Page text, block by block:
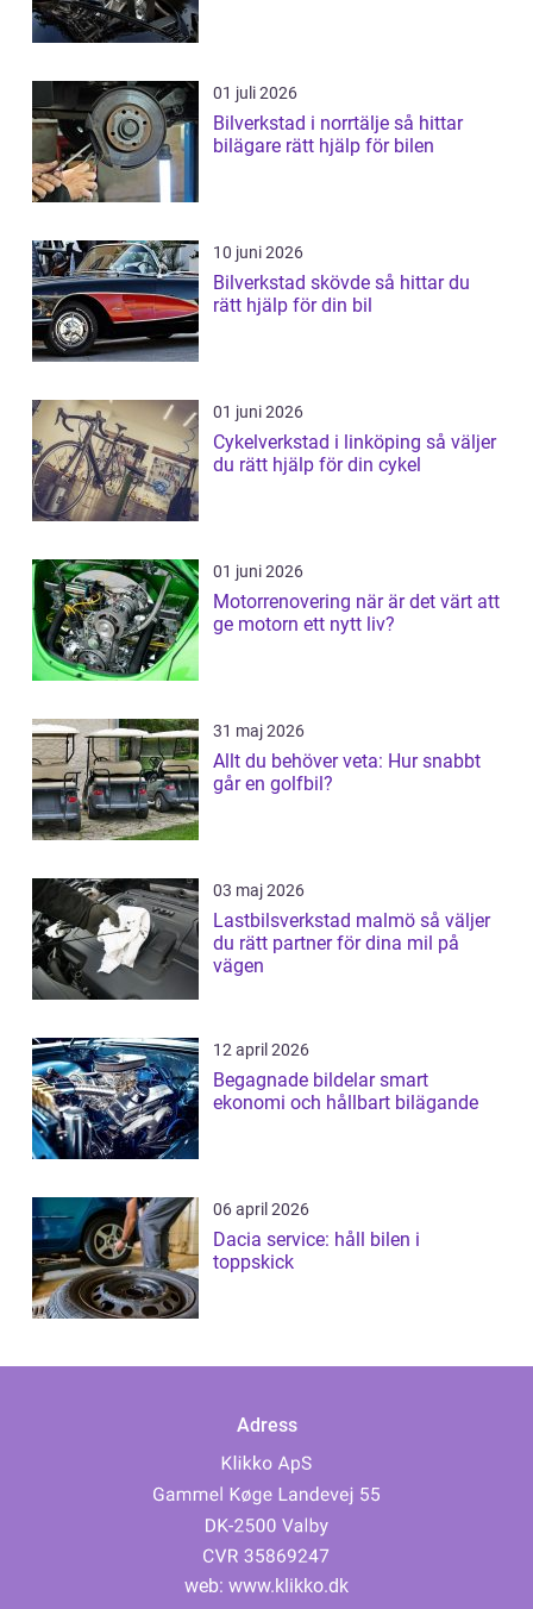
01 juli 2026
Bilverkstad i norrtälje så hittar
bilägare rätt hjälp för bilen
10 juni 2026
Bilverkstad skövde så hittar du
rätt hjälp för din bil
01 juni 2026
Cykelverkstad i linköping så väljer
du rätt hjälp för din cykel
01 juni 2026
Motorrenovering när är det värt att
ge motorn ett nytt liv?
31 maj 2026
Allt du behöver veta: Hur snabbt
går en golfbil?
03 maj 2026
Lastbilsverkstad malmö så väljer
du rätt partner för dina mil på
vägen
12 april 2026
Begagnade bildelar smart
ekonomi och hållbart bilägande
06 april 2026
Dacia service: håll bilen i
toppskick
Adress
web: www.klikko.dk